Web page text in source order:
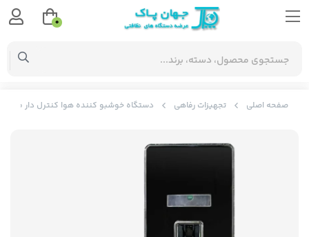
صفحه اصلی تجهیزات رفاهی دستگاه خوشبو کننده هوا کنترل دار مدل SH 230
0